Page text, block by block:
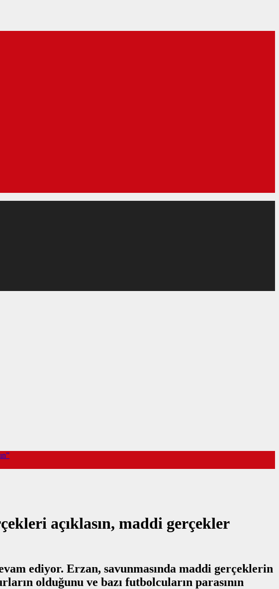
açıklasın, maddi gerçekler
ediyor. Erzan, savunmasında maddi gerçeklerin
olduğunu ve bazı futbolcuların parasının